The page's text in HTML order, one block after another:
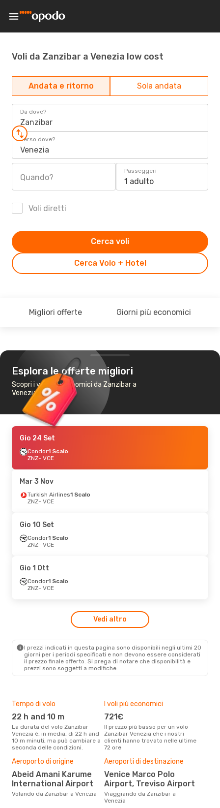
Voli da Zanzibar a Venezia low cost
Andata e ritorno Sola andata
Da dove?
Zanzibar
Verso dove?
Venezia
Quando?
Passeggeri
1 adulto
Voli diretti
Cerca Volo + Hotel
Cerca voli
Migliori offerte Giorni più economici
Esplora le offerte migliori
Scopri i voli più economici da Zanzibar a
Venezia
Gio 24 Set
Condor1 Scalo
ZNZ- VCE
Mar 3 Nov
Turkish Airlines1 Scalo
ZNZ- VCE
Gio 10 Set
Condor1 Scalo
ZNZ- VCE
Gio 1 Ott
Condor1 Scalo
ZNZ- VCE
Vedi altro
I prezzi indicati in questa pagina sono disponibili negli ultimi 20
giorni per i periodi specificati e non devono essere considerati
il ​​prezzo finale offerto. Si prega di notare che disponibilità e
prezzi sono soggetti a modifiche.
Tempo di volo
22 h and 10 m
La durata del volo Zanzibar
Venezia è, in media, di 22 h and
10 m minuti, ma può cambiare a
seconda delle condizioni.
I voli più economici
721€
Il prezzo più basso per un volo
Zanzibar Venezia che i nostri
clienti hanno trovato nelle ultime
72 ore
Aeroporto di origine
Abeid Amani Karume
International Airport
Volando da Zanzibar a Venezia
Aeroporti di destinazione
Venice Marco Polo
Airport, Treviso Airport
Viaggiando da Zanzibar a
Venezia